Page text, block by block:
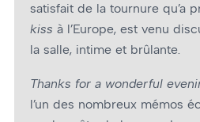
satisfait de la tournure qu’a
kiss à l’Europe, est venu
la salle, intime et brûlante.
Thanks for a wonderful
l’un des nombreux mémos